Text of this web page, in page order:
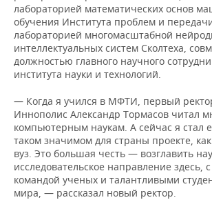
лабораторией математических основ
обучения Института проблем и
лабораторией многомасштабной
интеллектуальных систем Сколтеха,
должностью главного научного
института науки и технологий.
— Когда я учился в МФТИ, первый
Иннополис Александр Тормасов читал
компьютерным наукам. А сейчас я стал
таком значимом для страны проекте,
вуз. Это большая честь — возглавить
исследовательское направление здесь,
командой ученых и талантливыми
мира, — рассказал новый ректор.